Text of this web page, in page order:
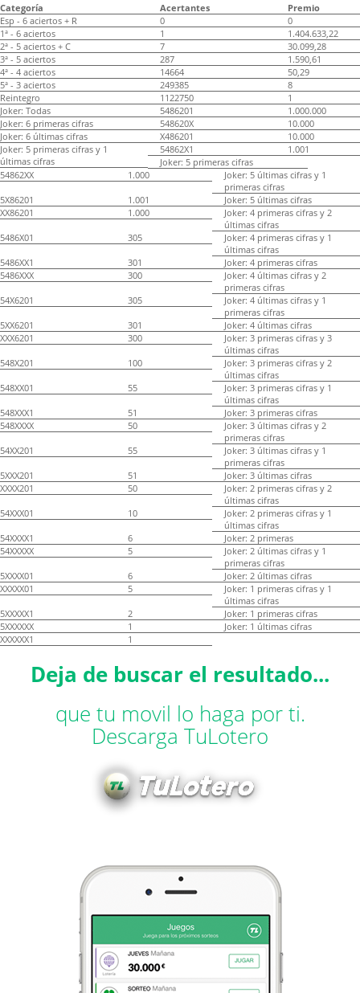
Categoría Acertantes
Premio
Esp - 6 aciertos + R
0
0
1ª - 6 aciertos
1
1.404.633,22
2ª - 5 aciertos + C
7
30.099,28
3ª - 5 aciertos
287
1.590,61
4ª - 4 aciertos
14664
50,29
5ª - 3 aciertos
249385
8
Reintegro
1122750
1
Joker: Todas
5486201
1.000.000
Joker: 6 primeras cifras
548620X
10.000
Joker: 6 últimas cifras
X486201
10.000
Joker: 5 primeras cifras y 1
últimas cifras
54862X1
1.001
Joker: 5 primeras cifras
54862XX
1.000
Joker: 5 últimas cifras y 1
primeras cifras
5X86201
1.001
Joker: 5 últimas cifras
XX86201
1.000
Joker: 4 primeras cifras y 2
últimas cifras
5486X01
305
Joker: 4 primeras cifras y 1
últimas cifras
5486XX1
301
Joker: 4 primeras cifras
5486XXX
300
Joker: 4 últimas cifras y 2
primeras cifras
54X6201
305
Joker: 4 últimas cifras y 1
primeras cifras
5XX6201
301
Joker: 4 últimas cifras
XXX6201
300
Joker: 3 primeras cifras y 3
últimas cifras
548X201
100
Joker: 3 primeras cifras y 2
últimas cifras
548XX01
55
Joker: 3 primeras cifras y 1
últimas cifras
548XXX1
51
Joker: 3 primeras cifras
548XXXX
50
Joker: 3 últimas cifras y 2
primeras cifras
54XX201
55
Joker: 3 últimas cifras y 1
primeras cifras
5XXX201
51
Joker: 3 últimas cifras
XXXX201
50
Joker: 2 primeras cifras y 2
últimas cifras
54XXX01
10
Joker: 2 primeras cifras y 1
últimas cifras
54XXXX1
6
Joker: 2 primeras
54XXXXX
5
Joker: 2 últimas cifras y 1
primeras cifras
5XXXX01
6
Joker: 2 últimas cifras
XXXXX01
5
Joker: 1 primeras cifras y 1
últimas cifras
5XXXXX1
2
Joker: 1 primeras cifras
5XXXXXX
1
Joker: 1 últimas cifras
XXXXXX1
1
Deja de buscar el resultado...
que tu movil lo haga por ti.
Descarga TuLotero